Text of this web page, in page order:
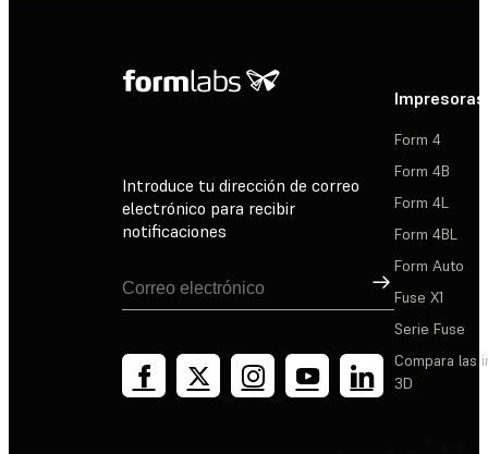
Introduce tu dirección de correo
electrónico para recibir
notificaciones
Suscribirse
Impresoras
Form 4
Form 4B
Form 4L
Form 4BL
Form Auto
Fuse X1
Serie Fuse
Compara las
3D